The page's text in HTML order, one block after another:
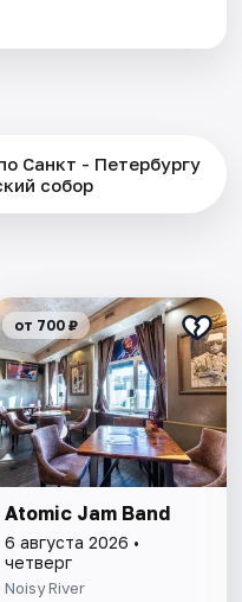
Санкт - Петербургу
собор
от 700 ₽
Atomic Jam Band
6 августа 2026 •
четверг
Noisy River